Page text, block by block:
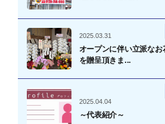
2025.03.31
オープンに伴い立派なお
を贈呈頂きま...
2025.04.04
～代表紹介～